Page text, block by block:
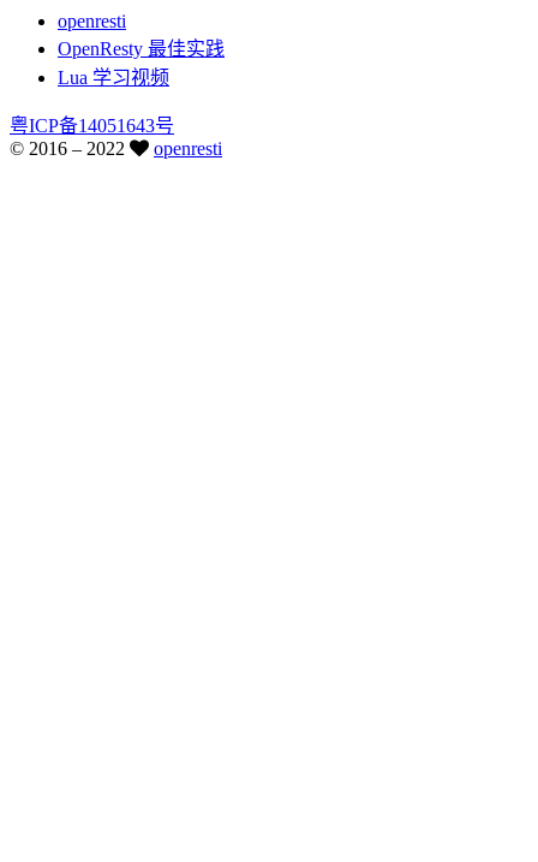
openresti
OpenResty 最佳实践
Lua 学习视频
粤ICP备14051643号
© 2016 – 2022 openresti